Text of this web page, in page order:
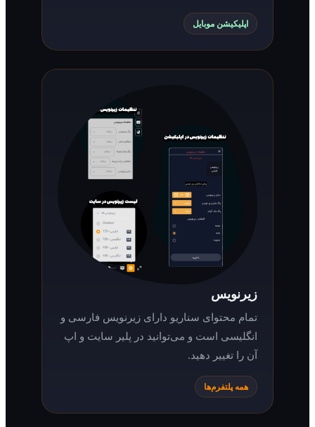
اپلیکیشن موبایل
تمام محتوای سناریو دارای زیرنویس فارسی و
انگلیسی است و می‌توانید در پلیر سایت و اپ
آن را تغییر دهید.
همه پلتفرم‌ها